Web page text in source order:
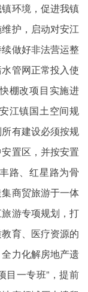
环境，促进我镇
护，启动对安江
做好非法营运整
管网正常投入使
棚改项目实施进
江镇国土空间规
有建设必须按规
置区，并按安置
路、红星路为骨
商贸旅游于一体
游专项规划，打
育、医疗资源的
力化解房地产遗
目一专班”，提前